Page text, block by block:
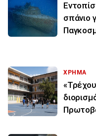
σπάνιο
ΧΡΗΜΑ